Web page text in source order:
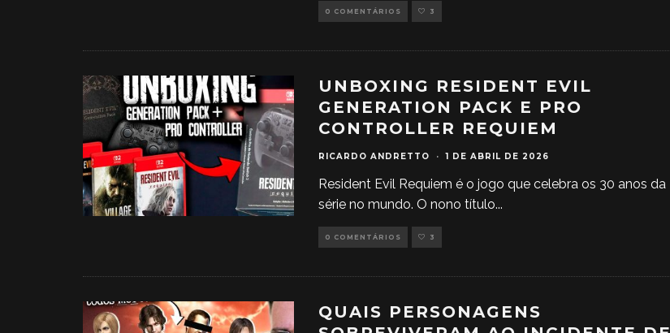
0 COMENTÁRIOS 3
UNBOXING RESIDENT EVIL
GENERATION PACK E PRO
CONTROLLER REQUIEM
RICARDO ANDRETTO · 1 DE ABRIL DE 2026
Resident Evil Requiem é o jogo que celebra os 30 anos da
série no mundo. O nono título...
0 COMENTÁRIOS 3
QUAIS PERSONAGENS